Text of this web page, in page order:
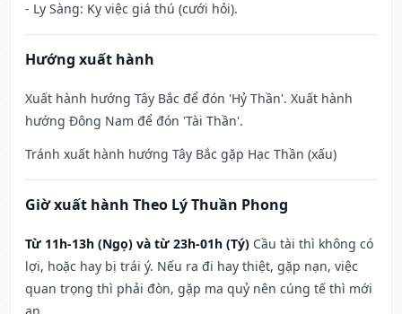
- Ly Sàng: Kỵ việc giá thú (cưới hỏi).
Hướng xuất hành
Xuất hành hướng Tây Bắc để đón 'Hỷ Thần'. Xuất hành
hướng Đông Nam để đón 'Tài Thần'.
Tránh xuất hành hướng Tây Bắc gặp Hạc Thần (xấu)
Giờ xuất hành Theo Lý Thuần Phong
Từ 11h-13h (Ngọ) và từ 23h-01h (Tý) Cầu tài thì không có
lợi, hoặc hay bị trái ý. Nếu ra đi hay thiệt, gặp nạn, việc
quan trọng thì phải đòn, gặp ma quỷ nên cúng tế thì mới